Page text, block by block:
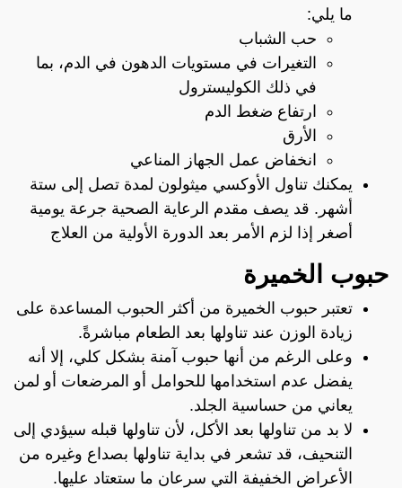
ما يلي:
حب الشباب
التغيرات في مستويات الدهون في الدم، بما
في ذلك الكوليسترول
ارتفاع ضغط الدم
الأرق
انخفاض عمل الجهاز المناعي
يمكنك تناول الأوكسي ميثولون لمدة تصل إلى ستة
أشهر. قد يصف مقدم الرعاية الصحية جرعة يومية
أصغر إذا لزم الأمر بعد الدورة الأولية من العلاج
حبوب الخميرة
تعتبر حبوب الخميرة من أكثر الحبوب المساعدة على
زيادة الوزن عند تناولها بعد الطعام مباشرةً.
وعلى الرغم من أنها حبوب آمنة بشكل كلي، إلا أنه
يفضل عدم استخدامها للحوامل أو المرضعات أو لمن
يعاني من حساسية الجلد.
لا بد من تناولها بعد الأكل، لأن تناولها قبله سيؤدي إلى
التنحيف، قد تشعر في بداية تناولها بصداع وغيره من
الأعراض الخفيفة التي سرعان ما ستعتاد عليها.